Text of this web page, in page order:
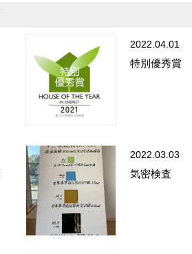
2022.04.01
特別優秀賞
2022.03.03
気密検査